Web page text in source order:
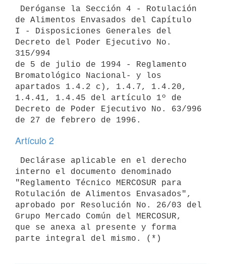
de Alimentos Envasados del Capítulo
I - Disposiciones Generales del
Decreto del Poder Ejecutivo No.
315/994
de 5 de julio de 1994 - Reglamento
Bromatológico Nacional- y los
apartados 1.4.2 c), 1.4.7, 1.4.20,
1.4.41, 1.4.45 del artículo 1º de
Decreto de Poder Ejecutivo No. 63/996
Artículo 2
interno el documento denominado
"Reglamento Técnico MERCOSUR para
Rotulación de Alimentos Envasados",
aprobado por Resolución No. 26/03 del
Grupo Mercado Común del MERCOSUR,
que se anexa al presente y forma